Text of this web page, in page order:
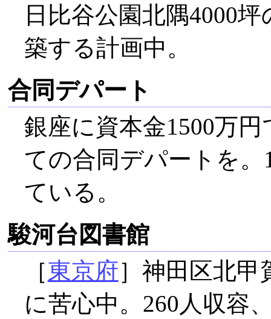
日比谷公園北隅4000
築する計画中。
合同デパート
銀座に資本金1500万
ての合同デパートを
ている。
駿河台図書館
［東京府］神田区北甲
に苦心中。260人収容